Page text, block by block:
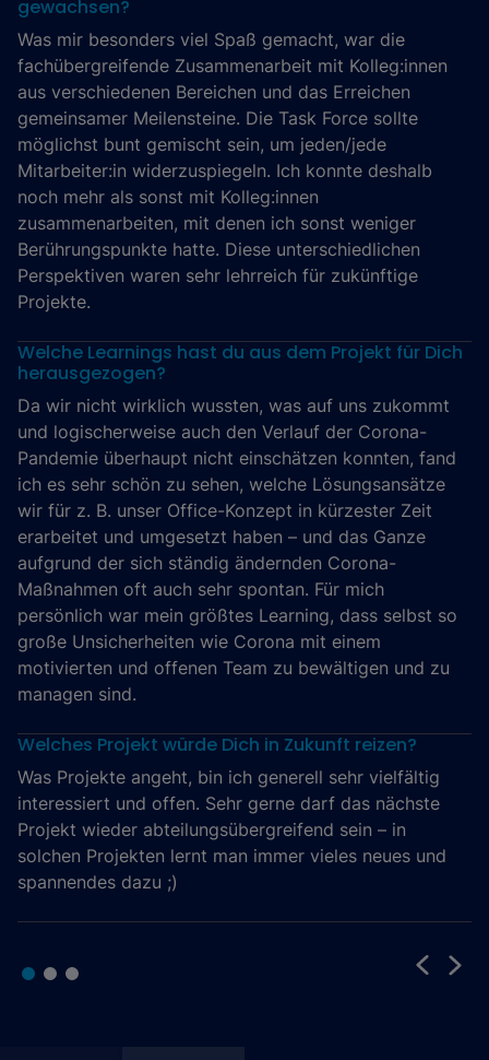
gewachsen?
Was mir besonders viel Spaß gemacht, war die
fachübergreifende Zusammenarbeit mit Kolleg:innen
aus verschiedenen Bereichen und das Erreichen
gemeinsamer Meilensteine. Die Task Force sollte
möglichst bunt gemischt sein, um jeden/jede
Mitarbeiter:in widerzuspiegeln. Ich konnte deshalb
noch mehr als sonst mit Kolleg:innen
zusammenarbeiten, mit denen ich sonst weniger
Berührungspunkte hatte. Diese unterschiedlichen
Perspektiven waren sehr lehrreich für zukünftige
Projekte.
Welche Learnings hast du aus dem Projekt für Dich
herausgezogen?
Da wir nicht wirklich wussten, was auf uns zukommt
und logischerweise auch den Verlauf der Corona-
Pandemie überhaupt nicht einschätzen konnten, fand
ich es sehr schön zu sehen, welche Lösungsansätze
wir für z. B. unser Office-Konzept in kürzester Zeit
erarbeitet und umgesetzt haben – und das Ganze
aufgrund der sich ständig ändernden Corona-
Maßnahmen oft auch sehr spontan. Für mich
persönlich war mein größtes Learning, dass selbst so
große Unsicherheiten wie Corona mit einem
motivierten und offenen Team zu bewältigen und zu
managen sind.
Welches Projekt würde Dich in Zukunft reizen?
Was Projekte angeht, bin ich generell sehr vielfältig
interessiert und offen. Sehr gerne darf das nächste
Projekt wieder abteilungsübergreifend sein – in
solchen Projekten lernt man immer vieles neues und
spannendes dazu ;)